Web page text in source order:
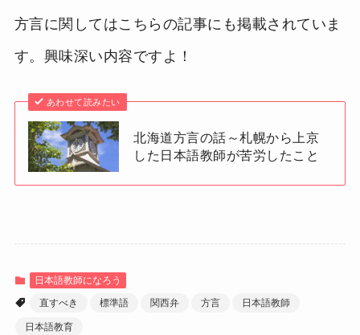
方言に関してはこちらの記事にも掲載されていま
す。興味深い内容ですよ！
あわせて読みたい
北海道方言の話～札幌から上京
した日本語教師が苦労したこと
日本語教師になろう
直すべき
標準語 関西弁 方言 日本語教師
日本語教育